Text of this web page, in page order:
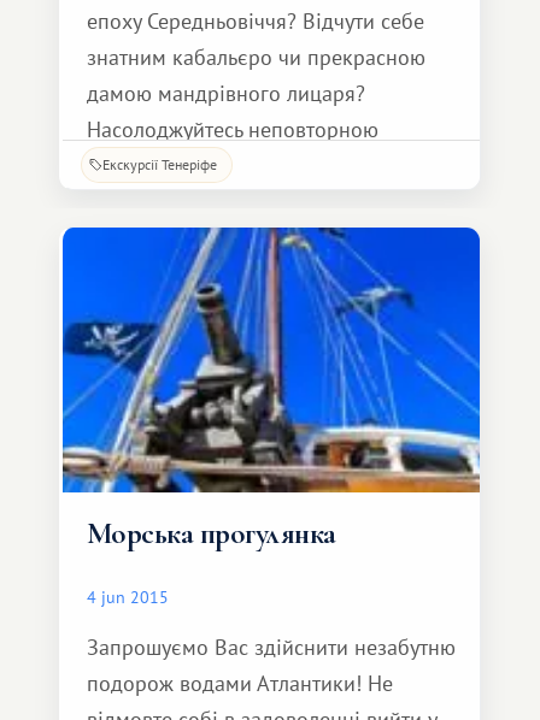
епоху Середньовіччя? Відчути себе
знатним кабальєро чи прекрасною
дамою мандрівного лицаря?
Насолоджуйтесь неповторною
виставою, повною невичерпних
середньовічному замку, побувавши на
найемоційнішій екскурсії —
Лицарському турнірі! Всім гостям
видадуть
Екскурсії Тенеріфе
Морська прогулянка
4 jun 2015
Запрошуємо Вас здійснити незабутню
подорож водами Атлантики! Не